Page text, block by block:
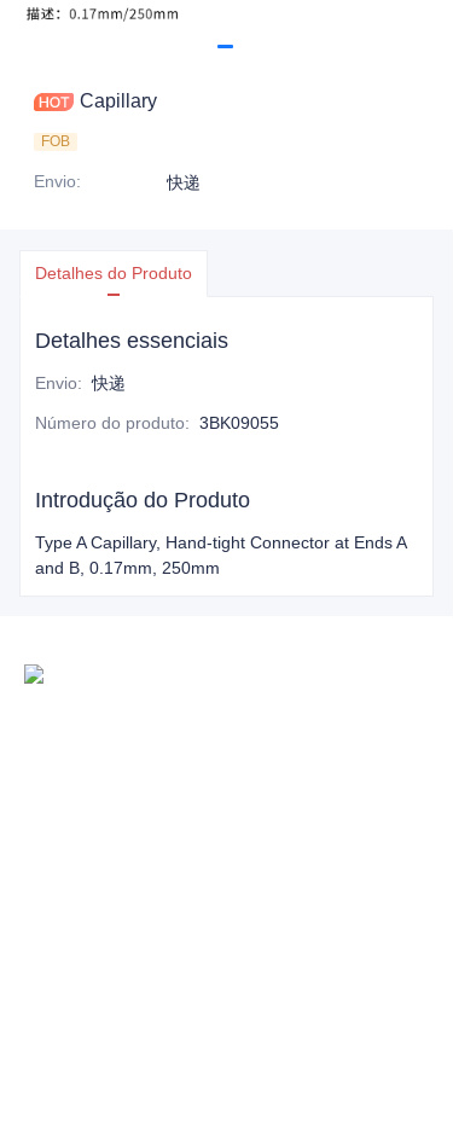
Capillary
FOB
Envio: 快递
Detalhes do Produto
Detalhes essenciais
Envio: 快递
Número do produto: 3BK09055
Introdução do Produto
Type A Capillary, Hand-tight Connector at Ends A
and B, 0.17mm, 250mm